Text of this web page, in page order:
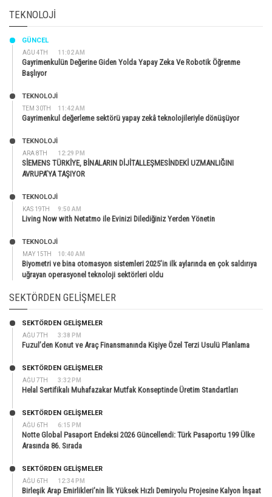
TEKNOLOJI
AĞU 4TH 11:02 AM
GÜNCEL
Gayrimenkulün Değerine Giden Yolda Yapay Zeka Ve Robotik Öğrenme
Başlıyor
TEM 30TH 11:42 AM
TEKNOLOJİ
Gayrimenkul değerleme sektörü yapay zekâ teknolojileriyle dönüşüyor
ARA 8TH 12:29 PM
TEKNOLOJİ
SİEMENS TÜRKİYE, BİNALARIN DİJİTALLEŞMESİNDEKİ UZMANLIĞINI
AVRUPA’YA TAŞIYOR
KAS 19TH 9:50 AM
TEKNOLOJİ
Living Now with Netatmo ile Evinizi Dilediğiniz Yerden Yönetin
MAY 15TH 10:40 AM
TEKNOLOJİ
Biyometri ve bina otomasyon sistemleri 2025’in ilk aylarında en çok saldırıya
uğrayan operasyonel teknoloji sektörleri oldu
SEKTÖRDEN GELIŞMELER
AĞU 7TH 3:38 PM
SEKTÖRDEN GELIŞMELER
Fuzul’den Konut ve Araç Finansmanında Kişiye Özel Terzi Usulü Planlama
AĞU 7TH 3:32 PM
SEKTÖRDEN GELIŞMELER
Helal Sertifikalı Muhafazakar Mutfak Konseptinde Üretim Standartları
AĞU 6TH 6:15 PM
SEKTÖRDEN GELIŞMELER
Notte Global Pasaport Endeksi 2026 Güncellendi: Türk Pasaportu 199 Ülke
Arasında 86. Sırada
AĞU 6TH 12:34 PM
SEKTÖRDEN GELIŞMELER
Birleşik Arap Emirlikleri’nin İlk Yüksek Hızlı Demiryolu Projesine Kalyon İnşaat